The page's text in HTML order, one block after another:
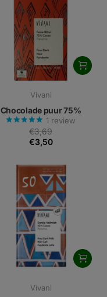
Vivani
Chocolade puur 75%
1 review
€3,69
€3,50
Vivani